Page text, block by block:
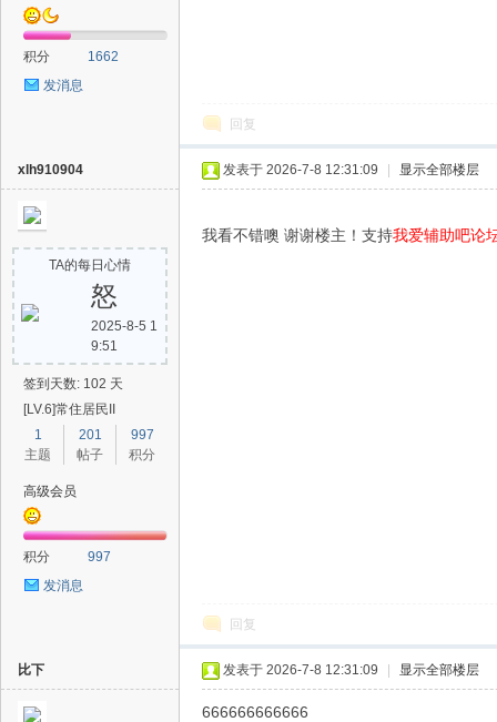
积分
1662
发消息
回复
xlh910904
TA的每日心情
怒
2025-8-5 1
9:51
签到天数: 102 天
[LV.6]常住居民II
1
主题
201
帖子
997
积分
高级会员
积分
997
发消息
发表于 2026-7-8 12:31:09 显示全部楼层
我看不错噢 谢谢楼主！支持我爱辅助吧论
回复
比下 发表于 2026-7-8 12:31:09 显示全部楼层
666666666666